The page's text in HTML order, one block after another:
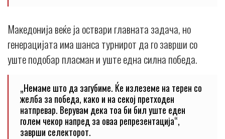
Македонија веќе ја оствари главната задача, но
генерацијата има шанса турнирот да го заврши со
уште подобар пласман и уште една силна победа.
„Немаме што да загубиме. Ќе излеземе на терен со
желба за победа, како и на секој претходен
натпревар. Верувам дека тоа би бил уште еден
голем чекор напред за оваа репрезентација“,
заврши селекторот.